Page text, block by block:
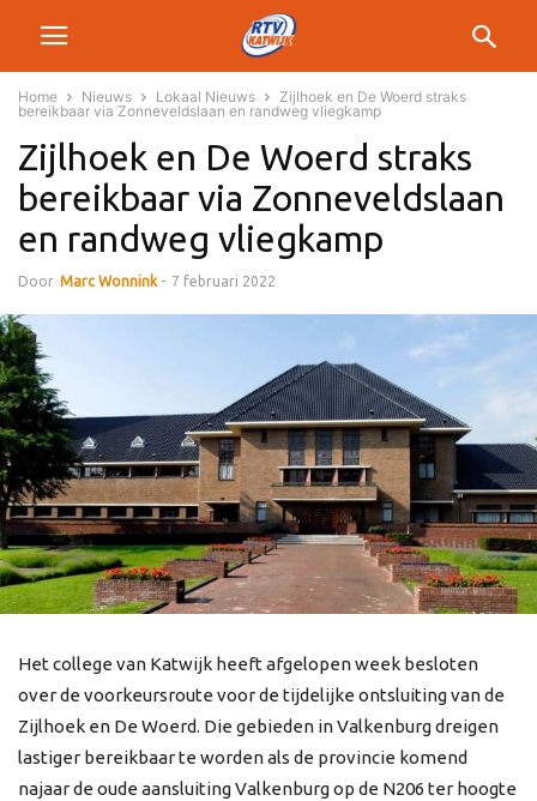
Home Nieuws Lokaal Nieuws
Zijlhoek en De Woerd straks
bereikbaar via Zonneveldslaan en randweg vliegkamp
Zijlhoek en De Woerd straks
bereikbaar via Zonneveldslaan
en randweg vliegkamp
Door Marc Wonnink - 7 februari 2022
Het college van Katwijk heeft afgelopen week besloten
over de voorkeursroute voor de tijdelijke ontsluiting van de
Zijlhoek en De Woerd. Die gebieden in Valkenburg dreigen
lastiger bereikbaar te worden als de provincie komend
najaar de oude aansluiting Valkenburg op de N206 ter hoogte